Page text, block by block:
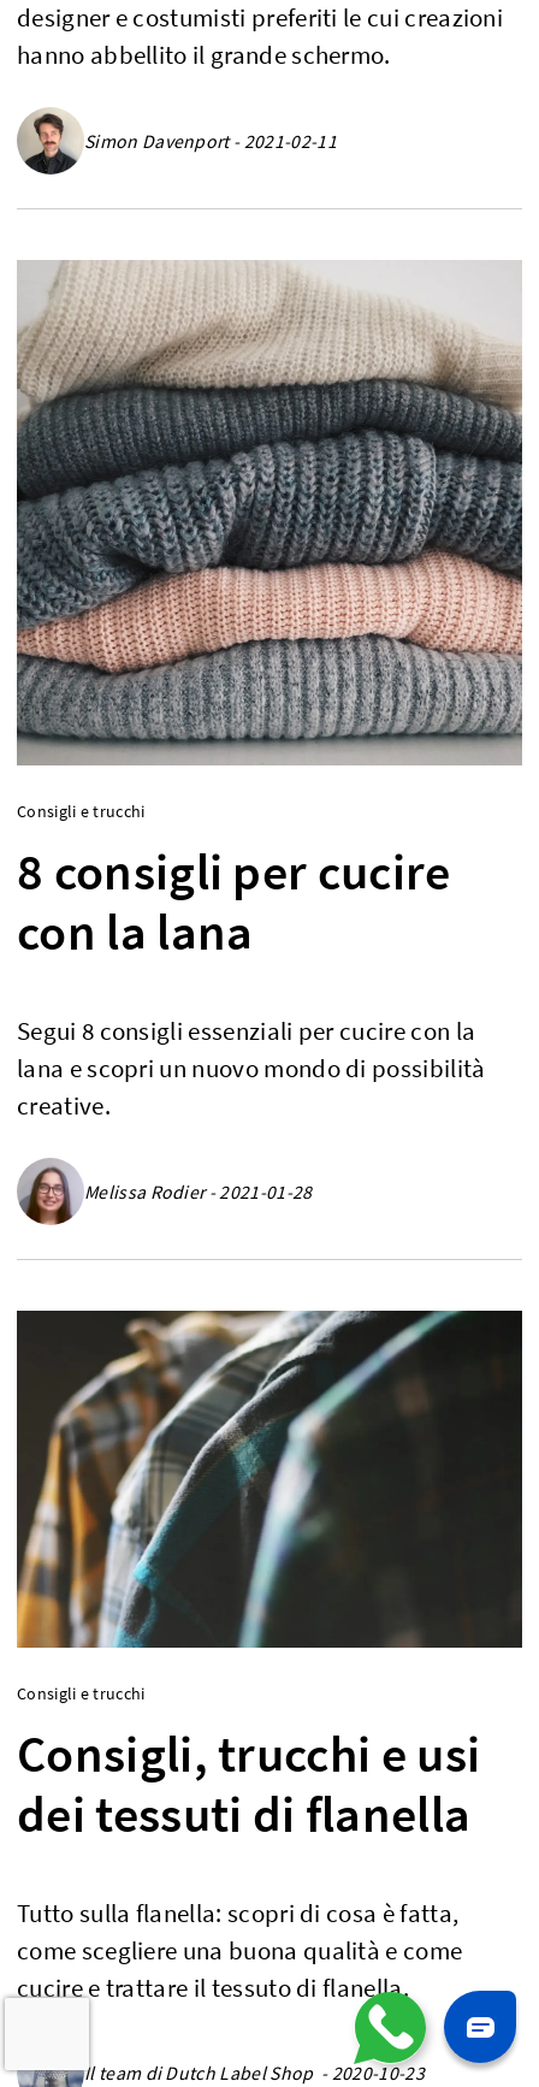
designer e costumisti preferiti le cui creazioni
hanno abbellito il grande schermo.
Simon Davenport - 2021-02-11
Consigli e trucchi
8 consigli per cucire
con la lana
Segui 8 consigli essenziali per cucire con la
lana e scopri un nuovo mondo di possibilità
creative.
Melissa Rodier - 2021-01-28
Consigli e trucchi
Consigli, trucchi e usi
dei tessuti di flanella
Tutto sulla flanella: scopri di cosa è fatta,
come scegliere una buona qualità e come
cucire e trattare il tessuto di flanella.
Il team di Dutch Label Shop - 2020-10-23